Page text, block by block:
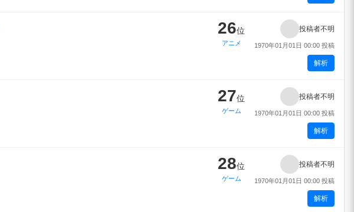
26位
アニメ
投稿者不明
1970年01月01日 00:00 投稿
解析
27位
ゲーム
投稿者不明
1970年01月01日 00:00 投稿
解析
28位
ゲーム
投稿者不明
1970年01月01日 00:00 投稿
解析